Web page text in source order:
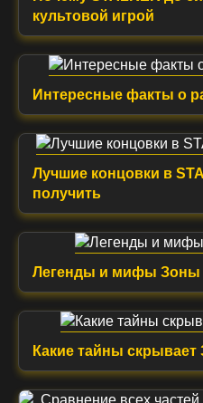
культовой игрой
Интересные факты о
Лучшие концовки в
получить
Легенды и мифы Зоны
Какие тайны скрывает